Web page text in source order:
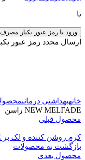
یا
ورود با رمز عبور یکبار مصرف
ارسال مجدد رمز عبور
خانهبهداشتی درمانی
NEW MELFADE راسن
محصول قبلی
کرم روشن کننده و لک بر MELFADE راسن
بازگشت به محصولات
محصول بعدی